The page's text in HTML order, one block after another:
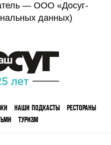
— ООО «Досуг-
данных)
НАШИ ПОДКАСТЫ
РЕСТОРАНЫ
ТУРИЗМ